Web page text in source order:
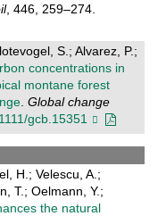
, 446, 259–274.
S.; Alvarez, P.;
concentrations in
montane forest
. Global change
gcb.15351
H.; Velescu, A.;
T.; Oelmann, Y.;
the natural